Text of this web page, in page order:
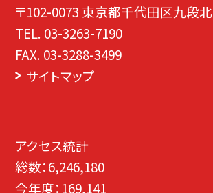
〒102-0073 東京都千代田区九段
TEL. 03-3263-7190
FAX. 03-3288-3499
サイトマップ
アクセス統計
総数：6,246,180
今年度： 169,141